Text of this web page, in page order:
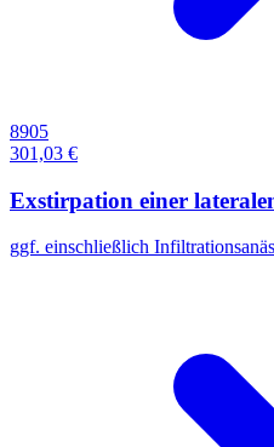
8905
301,03 €
Exstirpation einer
ggf. einschließlich